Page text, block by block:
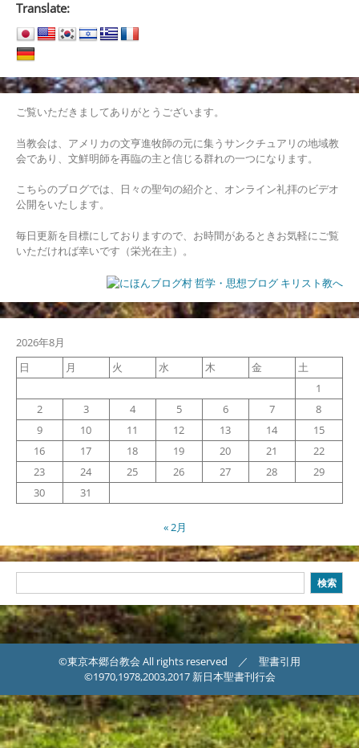
ビ
ゲ
ー
シ
ョ
ン
Translate:
ご覧いただきましてありがとうございます。
当教会は、アメリカの文亨進牧師の元に集うサンクチュアリの地域教
会であり、文鮮明師を再臨の主と信じる群れの一つになります。
こちらのブログでは、日々の聖句の紹介と、オンライン礼拝のビデオ
公開をいたします。
毎日更新を目標にしておりますので、お時間があるときお気軽にご覧
いただければ幸いです（栄光在主）。
2026年8月
日
月 火 水 木 金
土
1
2
3 4 5 6 7
8
9
10 11 12 13 14
15
16
17 18 19 20 21
22
23
24 25 26 27 28
29
30
31
« 2月
索
検索
©東京本郷台教会 All rights reserved ／ 聖書引用
©1970,1978,2003,2017 新日本聖書刊行会